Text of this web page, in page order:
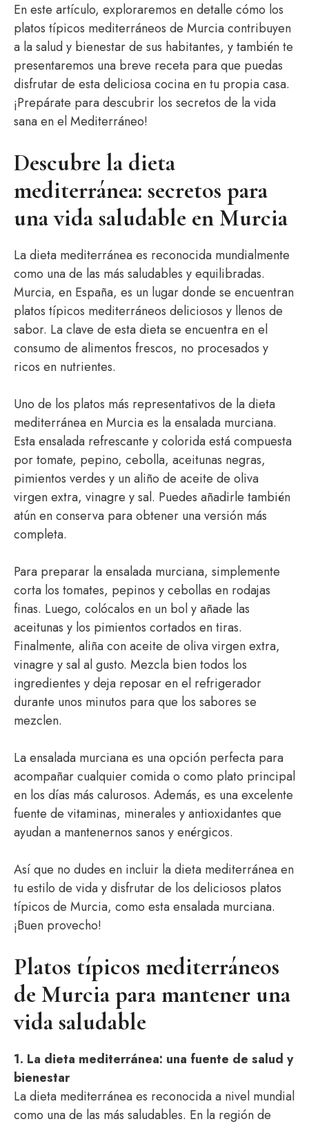
En este artículo, exploraremos en detalle cómo los
platos típicos mediterráneos de Murcia contribuyen
a la salud y bienestar de sus habitantes, y también te
presentaremos una breve receta para que puedas
disfrutar de esta deliciosa cocina en tu propia casa.
¡Prepárate para descubrir los secretos de la vida
sana en el Mediterráneo!
Descubre la dieta
mediterránea: secretos para
una vida saludable en Murcia
La dieta mediterránea es reconocida mundialmente
como una de las más saludables y equilibradas.
Murcia, en España, es un lugar donde se encuentran
platos típicos mediterráneos deliciosos y llenos de
sabor. La clave de esta dieta se encuentra en el
consumo de alimentos frescos, no procesados y
ricos en nutrientes.
Uno de los platos más representativos de la dieta
mediterránea en Murcia es la ensalada murciana.
Esta ensalada refrescante y colorida está compuesta
por tomate, pepino, cebolla, aceitunas negras,
pimientos verdes y un aliño de aceite de oliva
virgen extra, vinagre y sal. Puedes añadirle también
atún en conserva para obtener una versión más
completa.
Para preparar la ensalada murciana, simplemente
corta los tomates, pepinos y cebollas en rodajas
finas. Luego, colócalos en un bol y añade las
aceitunas y los pimientos cortados en tiras.
Finalmente, aliña con aceite de oliva virgen extra,
vinagre y sal al gusto. Mezcla bien todos los
ingredientes y deja reposar en el refrigerador
durante unos minutos para que los sabores se
mezclen.
La ensalada murciana es una opción perfecta para
acompañar cualquier comida o como plato principal
en los días más calurosos. Además, es una excelente
fuente de vitaminas, minerales y antioxidantes que
ayudan a mantenernos sanos y enérgicos.
Así que no dudes en incluir la dieta mediterránea en
tu estilo de vida y disfrutar de los deliciosos platos
típicos de Murcia, como esta ensalada murciana.
¡Buen provecho!
Platos típicos mediterráneos
de Murcia para mantener una
vida saludable
1. La dieta mediterránea: una fuente de salud y
bienestar
La dieta mediterránea es reconocida a nivel mundial
como una de las más saludables. En la región de